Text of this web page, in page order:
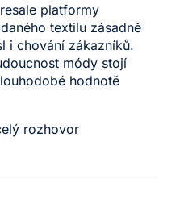
platformy
textilu zásadně
i chování zákazníků.
módy stojí
hodnotě
rozhovor